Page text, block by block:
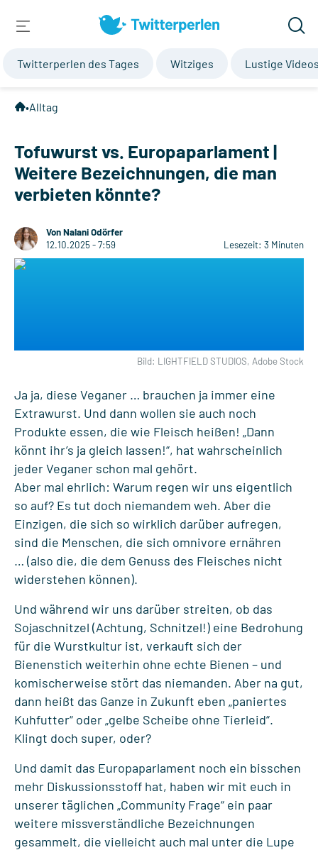
Twitterperlen des Tages Witziges Lustige
•Alltag
Tofuwurst vs. Europaparlament |
Weitere Bezeichnungen, die man
verbieten könnte?
Von Nalani Odörfer
12.10.2025 - 7:59
Lesezeit: 3 Minuten
Bild: LIGHTFIELD STUDIOS, Adobe Stock
Ja ja, diese Veganer … brauchen ja immer eine
Extrawurst. Und dann wollen sie auch noch
Produkte essen, die wie Fleisch heißen! „Dann
könnt ihr’s ja gleich lassen!“, hat wahrscheinlich
jeder Veganer schon mal gehört.
Aber mal ehrlich: Warum regen wir uns eigentlich
so auf? Es tut doch niemandem weh. Aber die
Einzigen, die sich so wirklich darüber aufregen,
sind die Menschen, die sich omnivore ernähren
… (also die, die dem Genuss des Fleisches nicht
widerstehen können).
Und während wir uns darüber streiten, ob das
Sojaschnitzel (Achtung, Schnitzel!) eine Bedrohung
für die Wurstkultur ist, verkauft sich der
Bienenstich weiterhin ohne echte Bienen – und
komischerweise stört das niemanden. Aber na gut,
dann heißt das Ganze in Zukunft eben „paniertes
Kuhfutter“ oder „gelbe Scheibe ohne Tierleid“.
Klingt doch super, oder?
Und damit das Europaparlament noch ein bisschen
mehr Diskussionsstoff hat, haben wir mit euch in
unserer täglichen „Community Frage“ ein paar
weitere missverständliche Bezeichnungen
gesammelt, die vielleicht auch mal unter die Lupe